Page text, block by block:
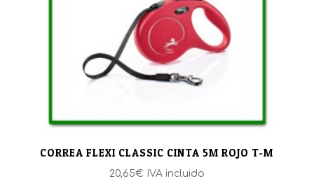
CORREA FLEXI CLASSIC CINTA 5M ROJO T-M
20,65€ IVA incluido